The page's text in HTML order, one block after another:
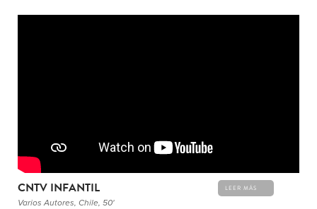
CNTV INFANTIL LEER MÁS
Varios Autores, Chile, 50'